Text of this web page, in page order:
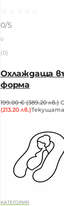
☆ ☆ ☆ ☆
☆
0/5
0
(0)
Охлаждаща
форма
199.00€ (389.20 лв.)
(213.20 лв.)Текущата
КАТЕГОРИЯ